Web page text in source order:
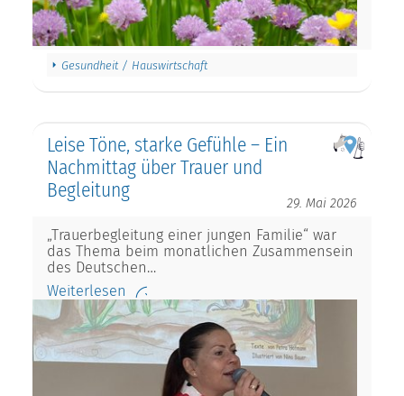
Gesundheit / Hauswirtschaft
Leise Töne, starke Gefühle – Ein
Nachmittag über Trauer und
Begleitung
29. Mai 2026
„Trauerbegleitung einer jungen Familie“ war
das Thema beim monatlichen Zusammensein
des Deutschen…
Weiterlesen